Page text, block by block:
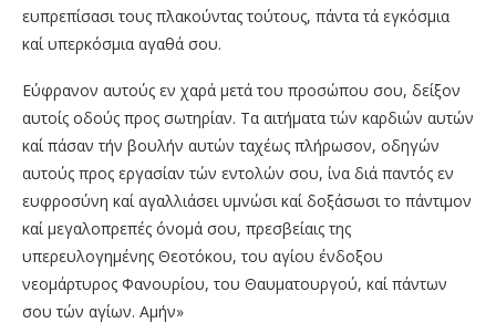
ευπρεπίσασι τους πλακούντας τούτους, πάντα τά εγκόσμια
καί υπερκόσμια αγαθά σου.
Εύφρανον αυτούς εν χαρά μετά του προσώπου σου, δείξον
αυτοίς οδούς προς σωτηρίαν. Τα αιτήματα τών καρδιών αυτών
καί πάσαν τήν βουλήν αυτών ταχέως πλήρωσον, οδηγών
αυτούς προς εργασίαν τών εντολών σου, ίνα διά παντός εν
ευφροσύνη καί αγαλλιάσει υμνώσι καί δοξάσωσι το πάντιμον
καί μεγαλοπρεπές όνομά σου, πρεσβείαις της
υπερευλογημένης Θεοτόκου, του αγίου ένδοξου
νεομάρτυρος Φανουρίου, του Θαυματουργού, καί πάντων
σου τών αγίων. Αμήν»